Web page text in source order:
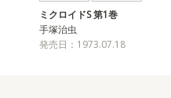
ミクロイドS 第1巻
手塚治虫
発売日：1973.07.18